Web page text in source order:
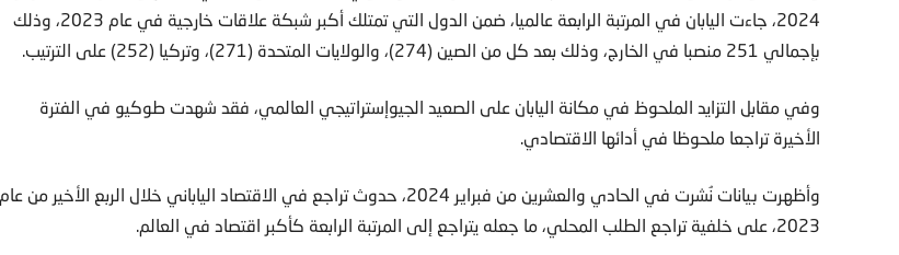
2024، جاءت اليابان في المرتبة الرابعة عالميا، ضمن الدول التي تمتلك أكبر شبكة علاقات خارجية في عام 2023، وذلك
بإجمالي 251 منصبا في الخارج، وذلك بعد كل من الصين (274)، والولايات المتحدة (271)، وتركيا (252) على الترتيب.
وفي مقابل التزايد الملحوظ في مكانة اليابان على الصعيد الجيوإستراتيجي العالمي، فقد شهدت طوكيو في الفترة
الأخيرة تراجعا ملحوظا في أدائها الاقتصادي.
وأظهرت بيانات نُشرت في الحادي والعشرين من فبراير 2024، حدوث تراجع في الاقتصاد الياباني خلال الربع الأخير من عام
2023، على خلفية تراجع الطلب المحلي، ما جعله يتراجع إلى المرتبة الرابعة كأكبر اقتصاد في العالم.